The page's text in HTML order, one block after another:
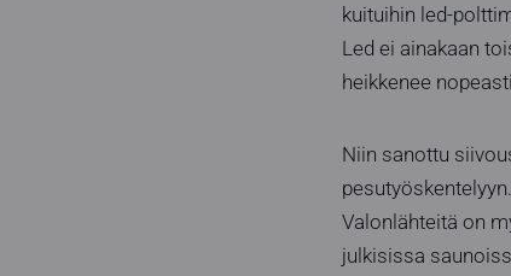
kuituihin led-
Led ei ainakaan
heikkenee
Niin sanottu
Valonlähteitä on
julkisissa